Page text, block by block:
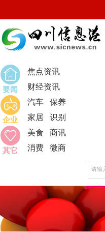
要闻
焦点资讯
财经资讯
企业
汽车
保养
家居
识别
其它
美食
商讯
消费
微商